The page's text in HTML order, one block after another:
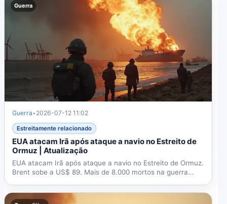
Guerra
Guerra• 2026-07-12 11:02
Estreitamente relacionado
EUA atacam Irã após ataque a navio no Estreito de
Ormuz | Atualização
EUA atacam Irã após ataque a navio no Estreito de Ormuz.
Brent sobe a US$ 89. Mais de 8.000 mortos na guerra